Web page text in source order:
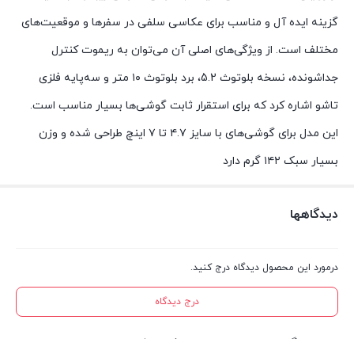
گزینه ایده آل و مناسب برای عکاسی سلفی در سفرها و موقعیت‌های
مختلف است. از ویژگی‌های اصلی آن می‌توان به ریموت کنترل
جداشونده، نسخه بلوتوث 5.2، برد بلوتوث ۱۰ متر و سه‌پایه فلزی
تاشو اشاره کرد که برای استقرار ثابت گوشی‌ها بسیار مناسب است.
این مدل برای گوشی‌های با سایز ۴.۷ تا ۷ اینچ طراحی شده و وزن
بسیار سبک ۱۴۲ گرم دارد
دیدگاهها
درمورد این محصول دیدگاه درج کنید.
درج دیدگاه